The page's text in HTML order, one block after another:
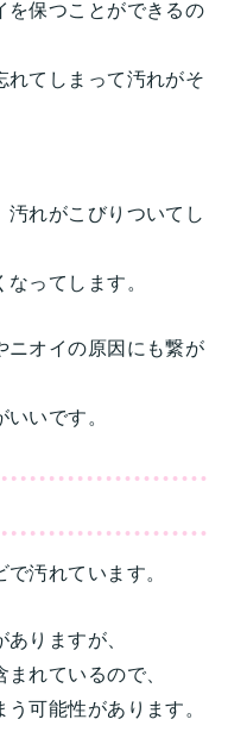
を保つことができるの
れてしまって汚れがそ
汚れがこびりついてし
ってします。
ニオイの原因にも繋が
いです。
汚れています。
りますが、
れているので、
可能性があります。